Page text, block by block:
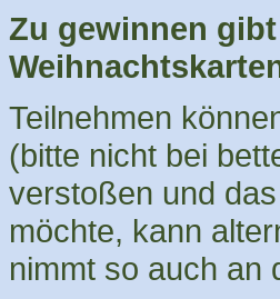
Zu gewinnen
Teilnehmen
(bitte nicht bei
verstoßen und
möchte, kann
nimmt so auch an